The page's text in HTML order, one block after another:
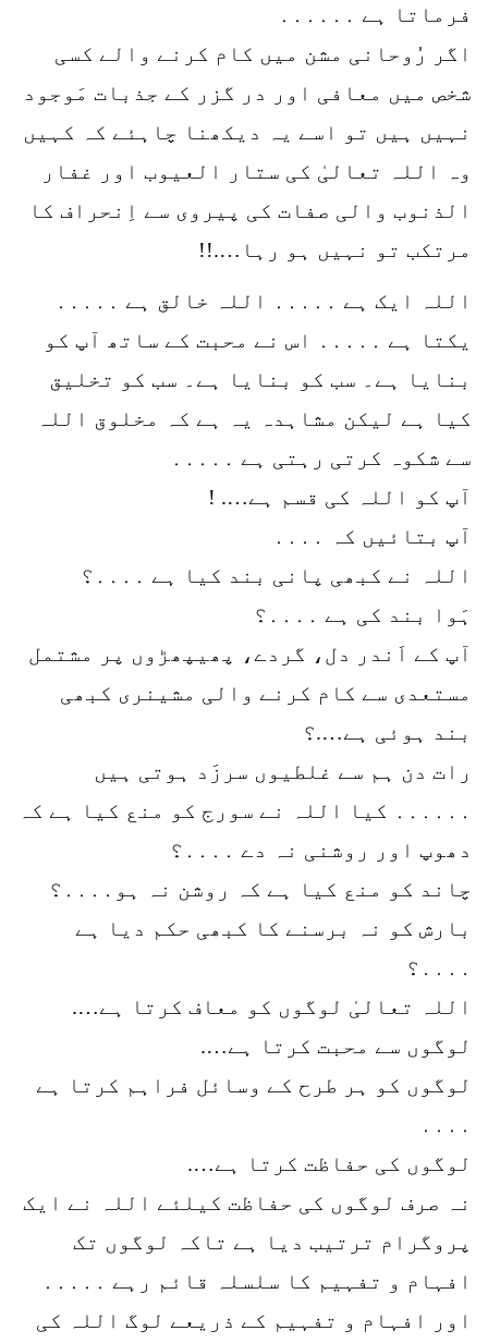
فرماتا ہے ․․․․․․
اگر رُوحانی مشن میں کام کرنے والے کسی
شخص میں معافی اور در گزر کے جذبات مَوجود
نہیں ہیں تو اسے یہ دیکھنا چاہئے کہ کہیں
وہ اللہ تعالیٰ کی ستار العیوب اور غفار
الذنوب والی صفات کی پیروی سے اِنحراف کا
مرتکب تو نہیں ہو رہا….!!
اللہ ایک ہے ․․․․․ اللہ خالق ہے ․․․․․
یکتا ہے ․․․․․ اس نے محبت کے ساتھ آپ کو
بنایا ہے۔ سب کو بنایا ہے۔ سب کو تخلیق
کیا ہے لیکن مشاہدہ یہ ہے کہ مخلوق اللہ
سے شکوہ کرتی رہتی ہے ․․․․․
آپ کو اللہ کی قسم ہے…. !
آپ بتائیں کہ ․․․․
اللہ نے کبھی پانی بند کیا ہے ․․․․؟
ہَوا بند کی ہے ․․․․؟
آپ کے اَندر دل، گردے، پھیپھڑوں پر مشتمل
مستعدی سے کام کرنے والی مشینری کبھی
بند ہوئی ہے….؟
رات دن ہم سے غلطیوں سرزَد ہوتی ہیں
․․․․․․ کیا اللہ نے سورج کو منع کیا ہے کہ
دھوپ اور روشنی نہ دے ․․․․؟
چاند کو منع کیا ہے کہ روشن نہ ہو․․․․؟
بارش کو نہ برسنے کا کبھی حکم دیا ہے
․․․․؟
اللہ تعالیٰ لوگوں کو معاف کرتا ہے….
لوگوں سے محبت کرتا ہے….
لوگوں کو ہر طرح کے وسائل فراہم کرتا ہے
․․․․
لوگوں کی حفاظت کرتا ہے….
نہ صرف لوگوں کی حفاظت کیلئے اللہ نے ایک
پروگرام ترتیب دیا ہے تاکہ لوگوں تک
افہام و تفہیم کا سلسلہ قائم رہے ․․․․․
اور افہام و تفہیم کے ذریعے لوگ اللہ کی